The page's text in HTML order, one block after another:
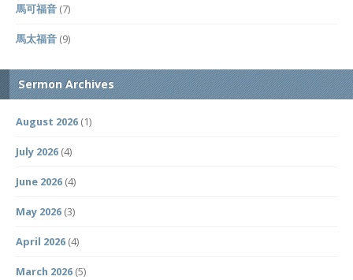
馬可福音 (7)
馬太福音 (9)
Sermon Archives
August 2026 (1)
July 2026 (4)
June 2026 (4)
May 2026 (3)
April 2026 (4)
March 2026 (5)